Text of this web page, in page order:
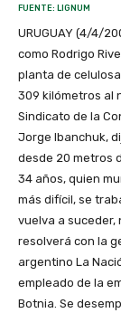
FUENTE: LIGNUM
URUGUAY (4/4/
como Rodrigo
planta de
309 kilómetros al
Sindicato de la
Jorge Ibanchuk,
desde 20 metros
34 años, quien
más difícil, se
vuelva a suceder,
resolverá con la
argentino La
empleado de la
Botnia. Se